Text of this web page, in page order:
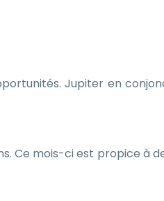
Jupiter en
Ce mois-ci est propice à